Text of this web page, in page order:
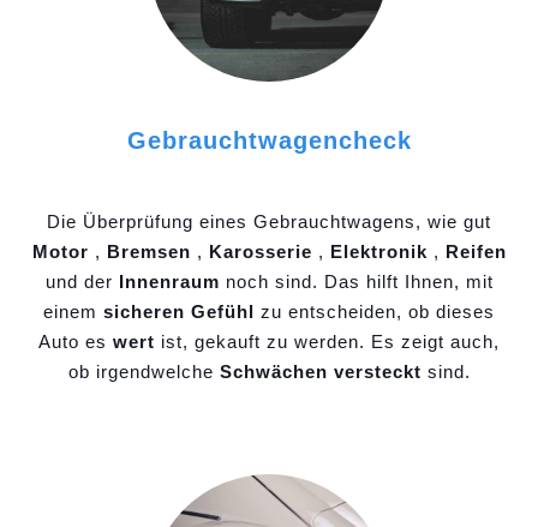
Gebrauchtwagencheck
Die Überprüfung eines Gebrauchtwagens, wie gut
Motor , Bremsen , Karosserie , Elektronik , Reifen
und der Innenraum noch sind. Das hilft Ihnen, mit
einem sicheren Gefühl zu entscheiden, ob dieses
Auto es wert ist, gekauft zu werden. Es zeigt auch,
ob irgendwelche Schwächen versteckt sind.